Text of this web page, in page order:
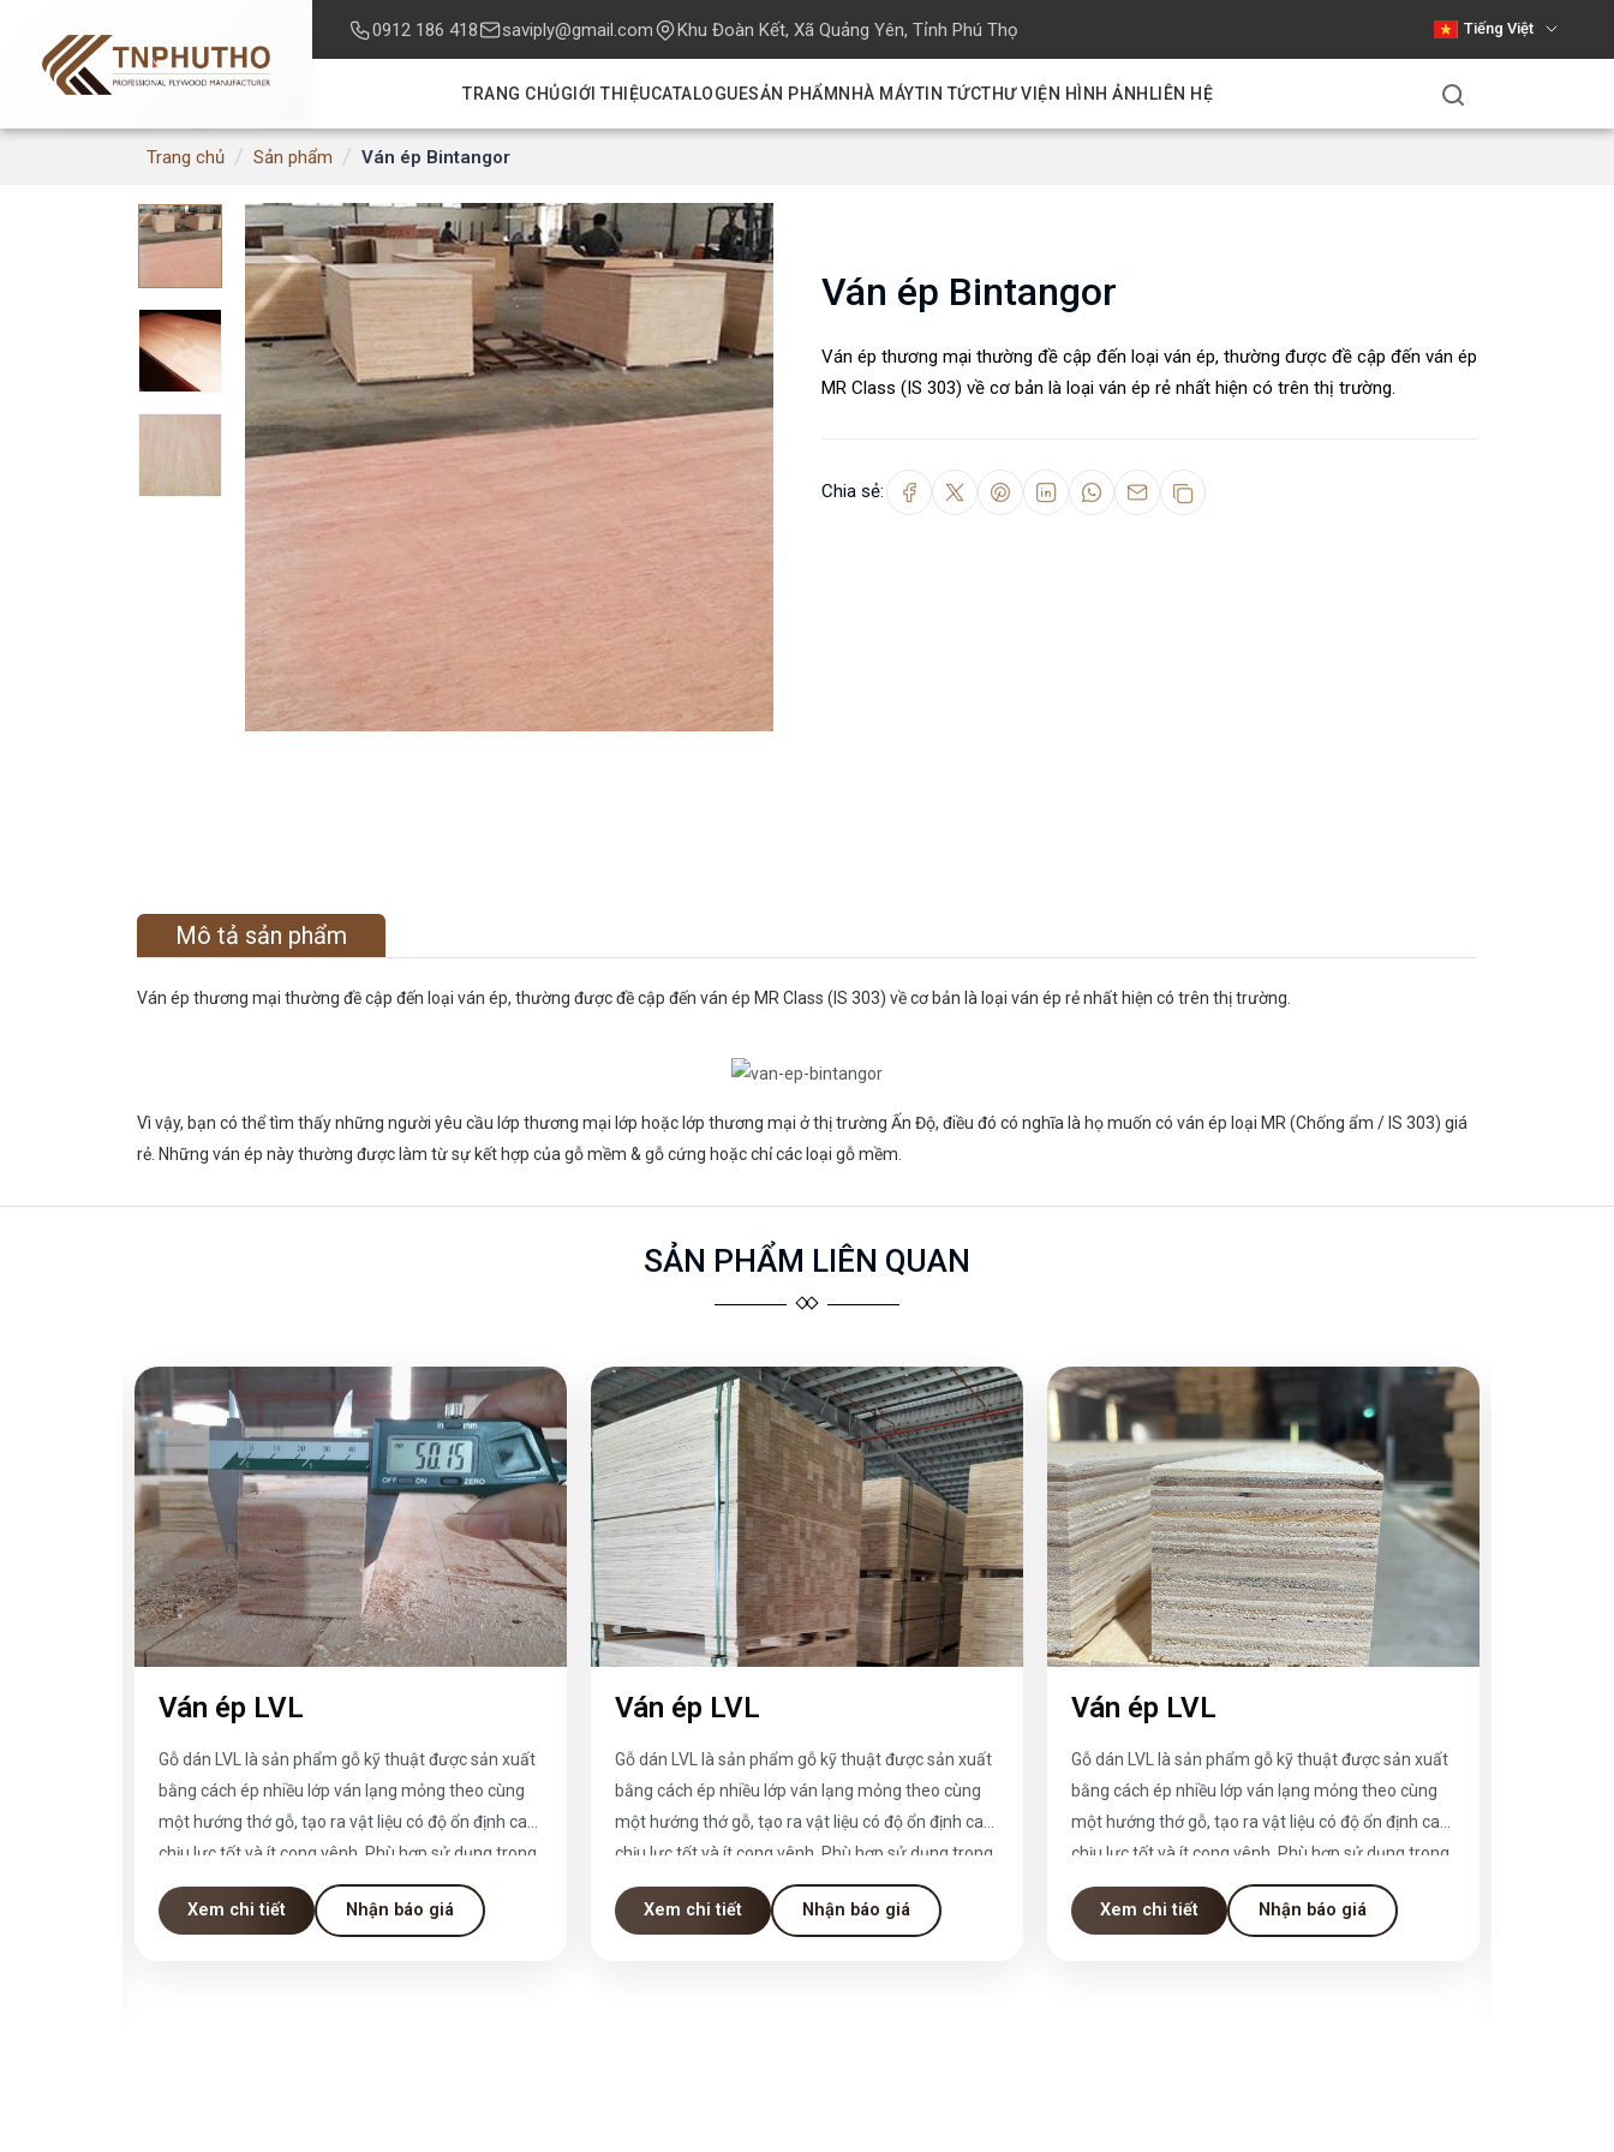
0912 186 418 saviply@gmail.com Khu Đoàn Kết, Xã Quảng Yên, Tỉnh Phú Thọ Tiếng Việt
TRANG CHỦGIỚI THIỆUCATALOGUESẢN PHẨM NHÀ MÁYTIN TỨCTHƯ VIỆN HÌNH ẢNH LIÊN HỆ
Trang chủ / Sản phẩm / Ván ép Bintangor
Ván ép Bintangor
Ván ép thương mại thường đề cập đến loại ván ép, thường được đề cập đến ván ép
MR Class (IS 303) về cơ bản là loại ván ép rẻ nhất hiện có trên thị trường.
Chia sẻ:
Mô tả sản phẩm
Ván ép thương mại thường đề cập đến loại ván ép, thường được đề cập đến ván ép MR Class (IS 303) về cơ bản là loại ván ép rẻ nhất hiện có trên thị trường.
Vì vậy, bạn có thể tìm thấy những người yêu cầu lớp thương mại lớp hoặc lớp thương mại ở thị trường Ấn Độ, điều đó có nghĩa là họ muốn có ván ép loại MR (Chống ẩm / IS 303) giá
rẻ. Những ván ép này thường được làm từ sự kết hợp của gỗ mềm & gỗ cứng hoặc chỉ các loại gỗ mềm.
SẢN PHẨM LIÊN QUAN
Ván ép LVL
Gỗ dán LVL là sản phẩm gỗ kỹ thuật được sản xuất
bằng cách ép nhiều lớp ván lạng mỏng theo cùng
một hướng thớ gỗ, tạo ra vật liệu có độ ổn định cao,
chịu lực tốt và ít cong vênh. Phù hợp sử dụng trong
ngành xây dựng, sản xuất nội thất, cửa, khung,
pallet, và nhiều ứng dụng kỹ thuật khác.
Xem chi tiết Nhận báo giá
Ván ép LVL
Gỗ dán LVL là sản phẩm gỗ kỹ thuật được sản xuất
bằng cách ép nhiều lớp ván lạng mỏng theo cùng
một hướng thớ gỗ, tạo ra vật liệu có độ ổn định cao,
chịu lực tốt và ít cong vênh. Phù hợp sử dụng trong
ngành xây dựng, sản xuất nội thất, cửa, khung,
pallet, và nhiều ứng dụng kỹ thuật khác.
Xem chi tiết Nhận báo giá
Ván ép LVL
Gỗ dán LVL là sản phẩm gỗ kỹ thuật được sản xuất
bằng cách ép nhiều lớp ván lạng mỏng theo cùng
một hướng thớ gỗ, tạo ra vật liệu có độ ổn định cao,
chịu lực tốt và ít cong vênh. Phù hợp sử dụng trong
ngành xây dựng, sản xuất nội thất, cửa, khung,
pallet, và nhiều ứng dụng kỹ thuật khác.
Xem chi tiết Nhận báo giá